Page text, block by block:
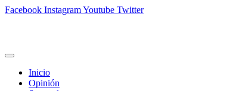
Facebook InstagramYoutube Twitter
Inicio
Opinión